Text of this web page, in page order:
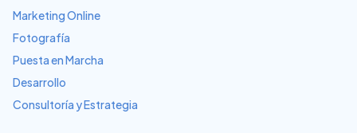
Marketing Online
Fotografía
Puesta en Marcha
Desarrollo
Consultoría y Estrategia